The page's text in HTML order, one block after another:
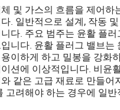
및 가스의 흐름을 제어하
. 일반적으로 설계, 작동
다. 주요 범주는 윤활 플러
니다. 윤활 플러그 밸브는
이하게 하고 밀봉을 강화
션에 이상적입니다. 비윤
같은 고급 재료로 만들어
고려해야 하는 경우에 일